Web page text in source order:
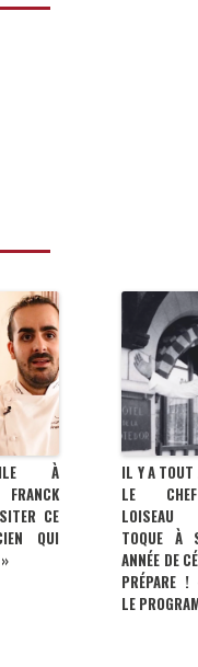
À
CE
QUI
IL Y A
LE
TOQUE À
ANNÉE DE
PRÉPARE !
LE